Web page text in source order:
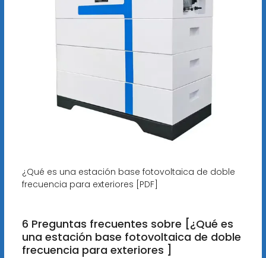
¿Qué es una estación base fotovoltaica de doble
frecuencia para exteriores [PDF]
6 Preguntas frecuentes sobre [¿Qué es
una estación base fotovoltaica de doble
frecuencia para exteriores ]